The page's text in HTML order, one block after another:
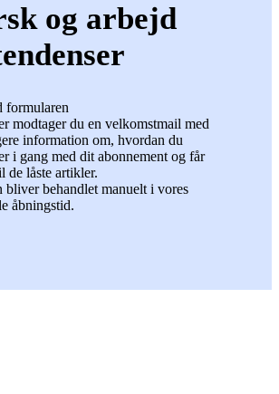
og arbejd
formularen
modtager du en velkomstmail med
information om, hvordan du
i gang med dit abonnement og får
de låste artikler.
bliver behandlet manuelt i vores
åbningstid.